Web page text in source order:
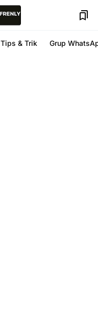
Tips & Trik Grup